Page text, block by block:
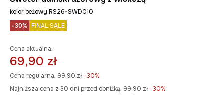
kolor beżowy RS26-SWD010
-30% FINAL SALE
Cena aktualna:
69,90 zł
Cena regularna: 99,90 zł -30%
Najniższa cena z 30 dni przed obniżką: 99,90 zł -30%